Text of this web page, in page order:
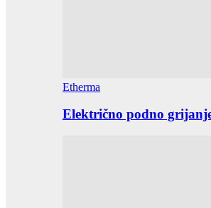
Etherma
Električno podno